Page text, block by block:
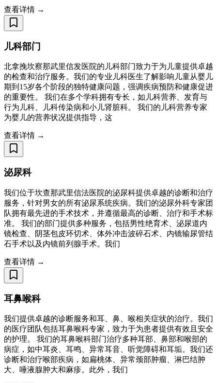
查看详情 →
儿科部门
北拿挽坎察那武里信发医院的儿科部门致力于为儿童提供卓越
的检查和治疗服务。我们的专业儿科医生了解影响儿童从婴儿
期到15岁各个阶段的独特健康问题，强调疾病预防和健康促进
的重要性。 我们在多个学科拥有专长，如儿科营养、发育与
行为儿科、儿科传染病和小儿肾脏科。 我们的儿科营养专家
为婴儿的营养状况提供指导，这
查看详情 →
泌尿科
我们位于坎查那武里信法医院的泌尿科提供卓越的诊断和治疗
服务，针对男女的所有泌尿系统疾病。我们的泌尿外科专家团
队拥有最先进的手术技术，并遵循最高的诊断、治疗和手术标
准。 我们的部门提供多种服务，包括男性绝育术、泌尿道内
镜检查、阴茎包皮环切术、体外冲击波碎石术、内镜输尿管结
石手术以及内镜前列腺手术。我们
查看详情 →
耳鼻喉科
我们提供卓越的诊断服务和耳、鼻、喉相关症状的治疗。我们
的医疗团队包括耳鼻喉科专家，致力于为患者提供有效且安全
的护理。 我们的耳鼻喉科部门治疗多种耳部、鼻部和喉部的
病症，如中耳炎、耳鸣、异常耳音、听觉障碍和耳垢。我们还
诊断和治疗喉部疾病，如扁桃体、异常颈部肿瘤、淋巴结肿
大、唾液腺肿大和麻疹。此外，我们